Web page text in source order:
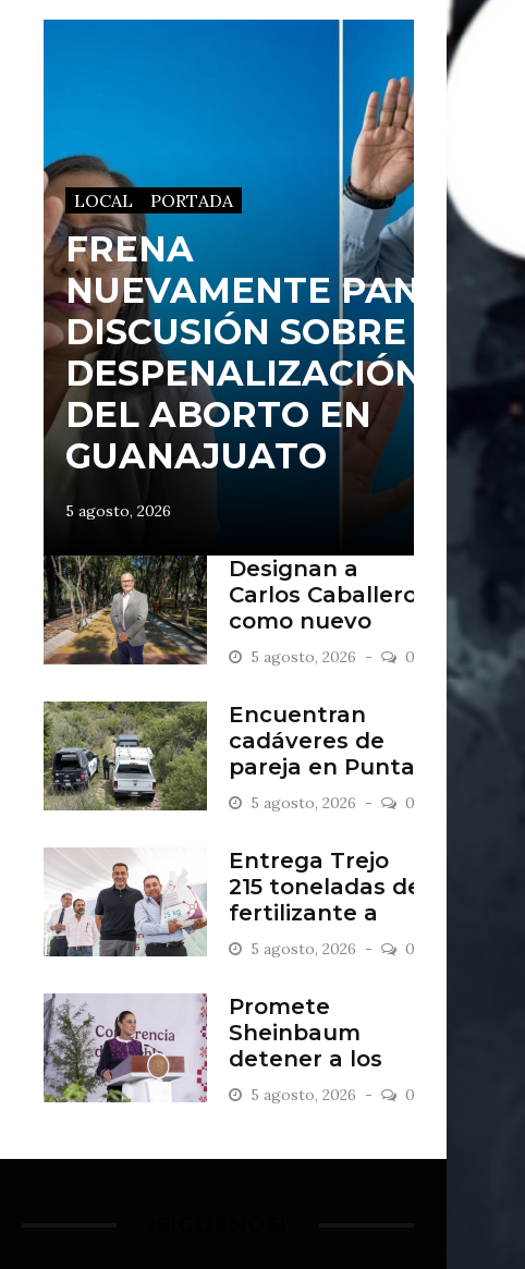
LOCAL PORTADA
FRENA
NUEVAMENTE PAN
DISCUSIÓN SOBRE
DESPENALIZACIÓN
DEL ABORTO EN
GUANAJUATO
5 agosto, 2026
Designan a
Carlos Caballero
como nuevo
presidente del
Consejo del
León
5 agosto, 2026 0
Encuentran
cadáveres de
pareja en Punta
del Sol
5 agosto, 2026 0
Entrega Trejo
215 toneladas de
fertilizante a
más de mil
productores
5 agosto, 2026 0
Promete
Sheinbaum
detener a los
asesinos de
Gastélum
5 agosto, 2026 0